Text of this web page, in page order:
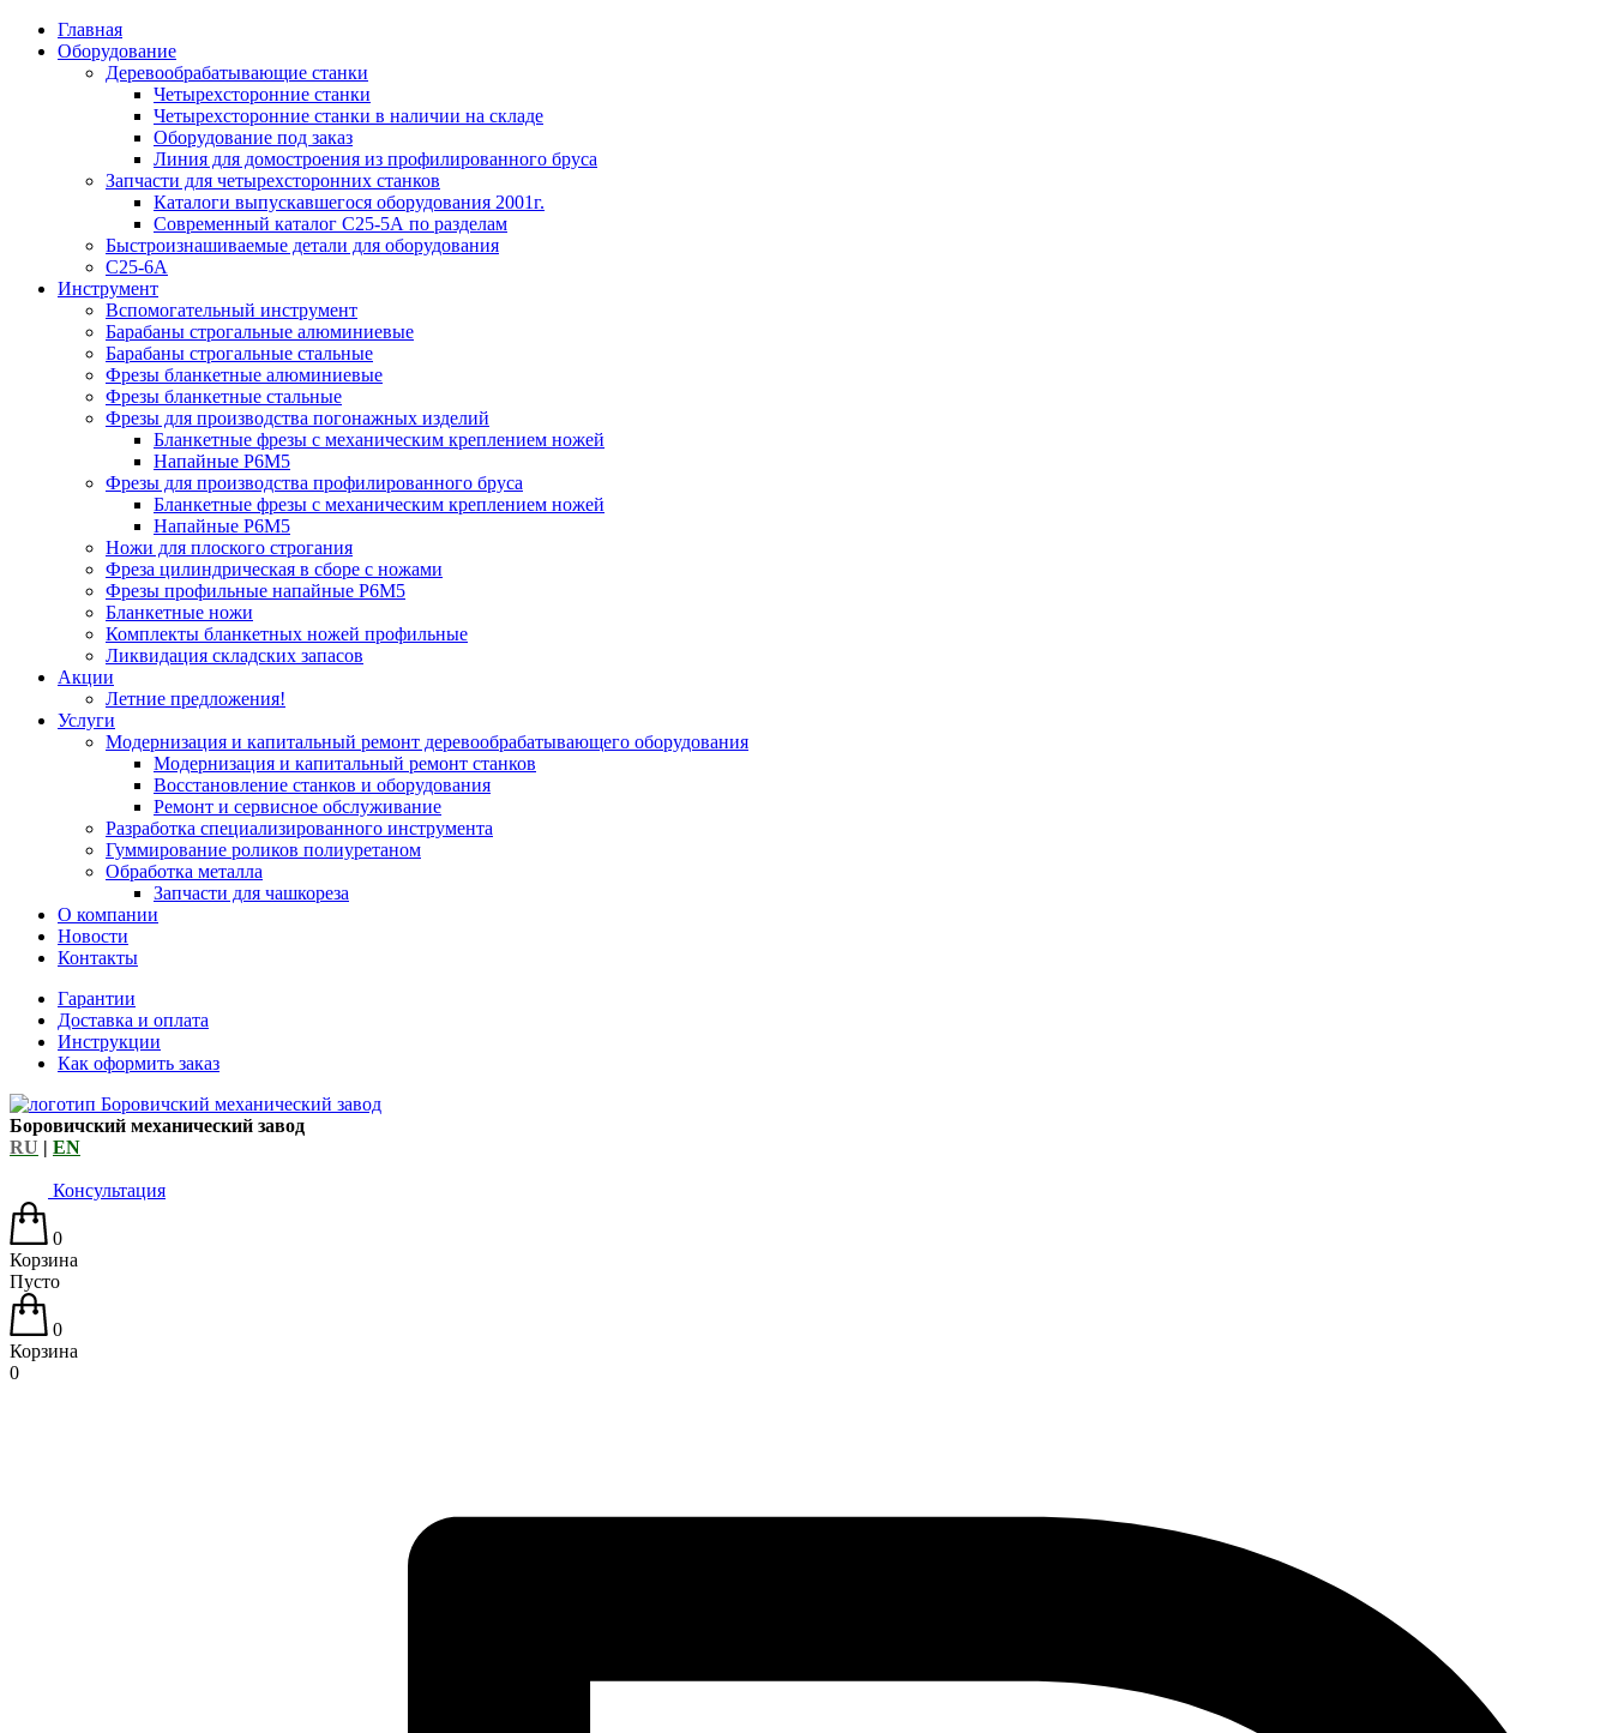
Главная
Оборудование
Деревообрабатывающие станки
Четырехсторонние станки
Четырехсторонние станки в наличии на складе
Оборудование под заказ
Линия для домостроения из профилированного бруса
Запчасти для четырехсторонних станков
Каталоги выпускавшегося оборудования 2001г.
Современный каталог С25-5А по разделам
Быстроизнашиваемые детали для оборудования
С25-6А
Инструмент
Вспомогательный инструмент
Барабаны строгальные алюминиевые
Барабаны строгальные стальные
Фрезы бланкетные алюминиевые
Фрезы бланкетные стальные
Фрезы для производства погонажных изделий
Бланкетные фрезы с механическим креплением ножей
Напайные Р6М5
Фрезы для производства профилированного бруса
Бланкетные фрезы с механическим креплением ножей
Напайные Р6М5
Ножи для плоского строгания
Фреза цилиндрическая в сборе с ножами
Фрезы профильные напайные Р6М5
Бланкетные ножи
Комплекты бланкетных ножей профильные
Ликвидация складских запасов
Акции
Летние предложения!
Услуги
Модернизация и капитальный ремонт деревообрабатывающего оборудования
Модернизация и капитальный ремонт станков
Восстановление станков и оборудования
Ремонт и сервисное обслуживание
Разработка специализированного инструмента
Гуммирование роликов полиуретаном
Обработка металла
Запчасти для чашкореза
О компании
Новости
Контакты
Гарантии
Доставка и оплата
Инструкции
Как оформить заказ
Боровичский механический завод
RU | EN
Консультация
0
Корзина
Пусто
0
Корзина
0